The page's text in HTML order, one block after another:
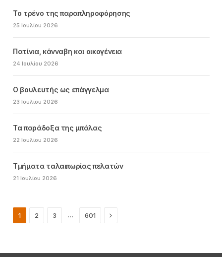
Το τρένο της παραπληροφόρησης
25 Ιουλίου 2026
Πατίνια, κάνναβη και οικογένεια
24 Ιουλίου 2026
Ο βουλευτής ως επάγγελμα
23 Ιουλίου 2026
Τα παράδοξα της μπάλας
22 Ιουλίου 2026
Τμήματα ταλαιπωρίας πελατών
21 Ιουλίου 2026
1 2 3 … 601 Next